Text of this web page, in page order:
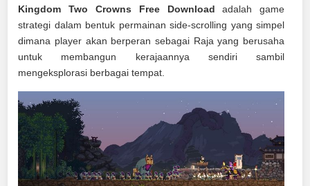
Kingdom Two Crowns Free Download adalah game
strategi dalam bentuk permainan side-scrolling yang simpel
dimana player akan berperan sebagai Raja yang berusaha
untuk membangun kerajaannya sendiri sambil
mengeksplorasi berbagai tempat.